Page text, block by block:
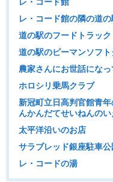
レ・コード館
レ・コード館の隣の道
道の駅のフードトラッ
道の駅のピーマンソフト
農家さんにお世話にな
ホロシリ乗馬クラブ
新冠町立日高判官館青
んかんだてせいねんのい
太平洋沿いのお店
サラブレッド銀座駐車公
レ・コードの湯